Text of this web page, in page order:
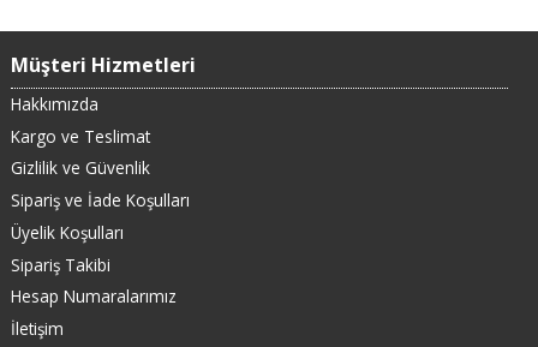
Müşteri Hizmetleri
Hakkımızda
Kargo ve Teslimat
Gizlilik ve Güvenlik
Sipariş ve İade Koşulları
Üyelik Koşulları
Sipariş Takibi
Hesap Numaralarımız
İletişim